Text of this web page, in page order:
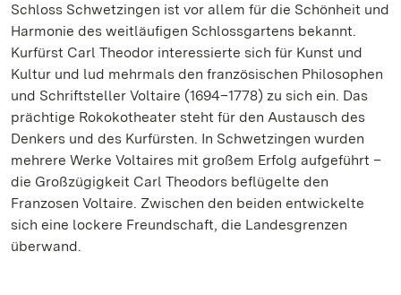
Schloss Schwetzingen ist vor allem für die Schönheit und
Harmonie des weitläufigen Schlossgartens bekannt.
Kurfürst Carl Theodor interessierte sich für Kunst und
Kultur und lud mehrmals den französischen Philosophen
und Schriftsteller Voltaire (1694–1778) zu sich ein. Das
prächtige Rokokotheater steht für den Austausch des
Denkers und des Kurfürsten. In Schwetzingen wurden
mehrere Werke Voltaires mit großem Erfolg aufgeführt –
die Großzügigkeit Carl Theodors beflügelte den
Franzosen Voltaire. Zwischen den beiden entwickelte
sich eine lockere Freundschaft, die Landesgrenzen
überwand.